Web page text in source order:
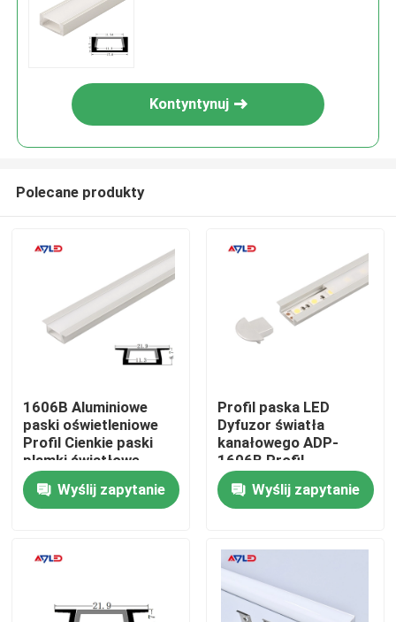
Produkty
Kontyntynuj
Polecane produkty
1606B Aluminiowe
paski oświetleniowe
Profil Cienkie paski
plamki światłowe
Profil schody
dekoracyjne liniowe
Wyślij zapytanie
Profil paska LED
Dyfuzor światła
kanałowego ADP-
1606B Profil
aluminiowy LED do
paska LEDWyślij zapytanie